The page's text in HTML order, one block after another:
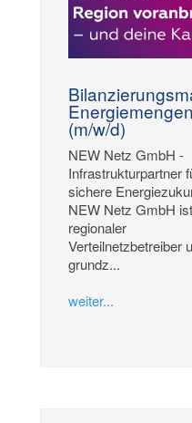
(m/w/d)
NEW Netz GmbH -
Infrastrukturpartner
sichere
NEW Netz GmbH
regionaler
Verteilnetzbetreiber
grundz...
weiter...